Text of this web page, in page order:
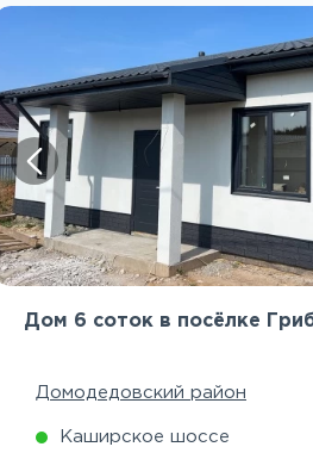
Дом 6 соток в посёлке
Домодедовский район
Каширское шоссе